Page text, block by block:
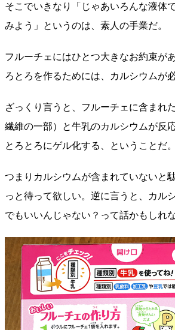
そこでいきなり「じゃあいろんな液体
みよう」というのは、素人の手業だ。
フルーチェにはひとつ大きなお約束が
ろとろを作るためには、カルシウムが
ざっくり言うと、フルーチェに含まれ
繊維の一部）と牛乳のカルシウムが反
とろとろにゲル化する、ということだ。
つまりカルシウムが含まれていないと
っと待って欲しい。逆に言うと、カル
でもいいんじゃない？って話かもしれな